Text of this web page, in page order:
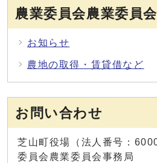
農業委員会農業委員
お知らせ
農地の取得・賃貸借など
お問い合わせ
芝山町役場（法人番号：
委員会農業委員会事務局